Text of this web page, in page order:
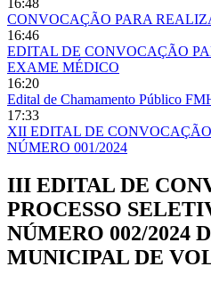
16:48
CONVOCAÇÃO PARA
16:46
EDITAL DE CONVOCAÇÃO
EXAME MÉDICO
16:20
Edital de Chamamento Público
17:33
XII EDITAL DE
NÚMERO 001/2024
III EDITAL DE
PROCESSO
NÚMERO 002/2024
MUNICIPAL DE